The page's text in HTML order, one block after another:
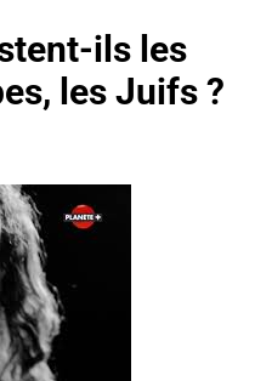
ils les
les Juifs ?